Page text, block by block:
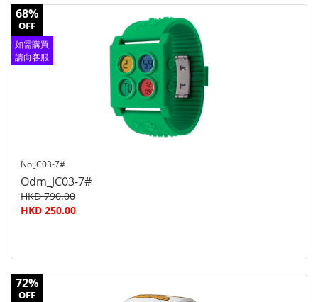
68%
OFF
如需購買
請向客服
No:JC03-7#
Odm_JC03-7#
HKD 790.00
HKD 250.00
72%
OFF